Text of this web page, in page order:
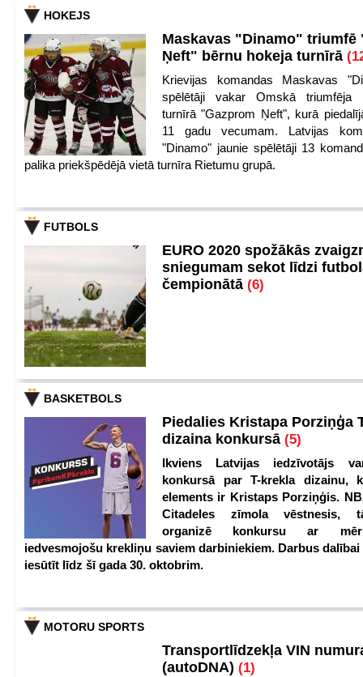
HOKEJS
Maskavas "Dinamo" triumfē
Ņeft" bērnu hokeja turnīrā
Krievijas komandas Maskavas
spēlētāji vakar Omskā triumfēja
turnīrā "Gazprom Ņeft", kurā
11 gadu vecumam. Latvijas
"Dinamo" jaunie spēlētāji 13
palika priekšpēdējā vietā turnīra Rietumu grupā.
FUTBOLS
EURO 2020 spožākās
sniegumam sekot līdzi
čempionātā (6)
BASKETBOLS
Piedalies Kristapa Porziņģa
dizaina konkursā (5)
Ikviens Latvijas iedzīvotājs
konkursā par T-krekla dizainu,
elements ir Kristaps Porziņģis.
Citadeles zīmola vēstnesis,
organizē konkursu ar
iedvesmojošu krekliņu saviem darbiniekiem. Darbus
iesūtīt līdz šī gada 30. oktobrim.
MOTORU SPORTS
Transportlīdzekļa VIN
(autoDNA) (1)